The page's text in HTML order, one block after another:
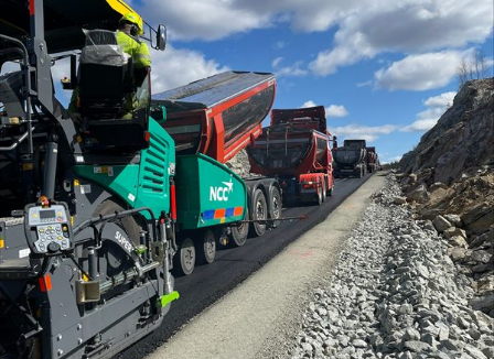
Aktivitetskalender
Bransjekommentar
Nyheter
Aktuelle prosjekter